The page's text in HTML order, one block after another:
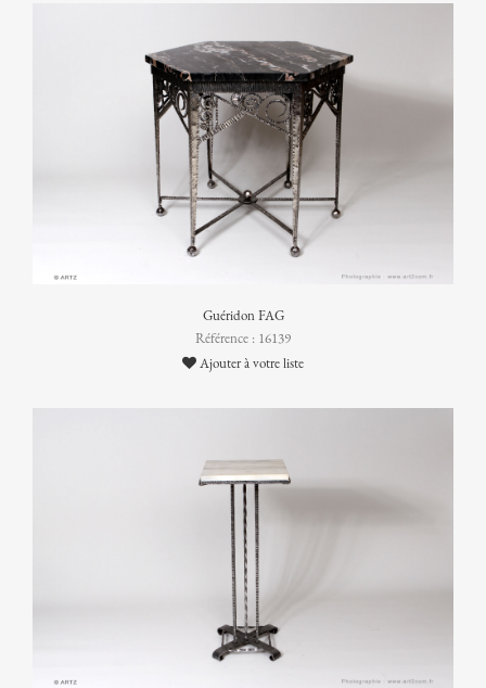
Guéridon FAG
Référence : 16139
Ajouter à votre liste